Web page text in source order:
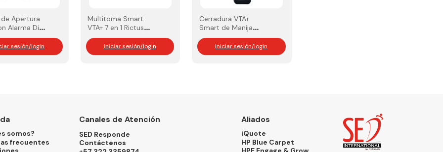
Apertura
Alarma Ding
sesión/login
Multitoma Smart
VTA+ 7 en 1 Rictus
Smart Home
Iniciar sesión/login
Cerradura VTA+
Smart de Manija
Xerus 3 Smart Home
Iniciar sesión/login
somos?
frecuentes
Canales de Atención
SED Responde
Contáctenos
Aliados
iQuote
HP Blue Carpet